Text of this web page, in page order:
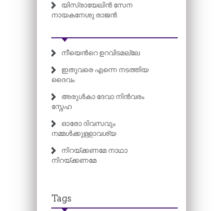
യിസ്രായേലിൻ സേന
നായകനേശു രാജൻ
നീയെന്‍റെ ഉറവിടമല്ലേ
ഇതുവരെ എന്നെ നടത്തിയ
ദൈവം
അരുൾകാ ദേവാ നിൻവരം
സ്നേഹ
ഓരോ ദിവസവും
നമ്മൾക്കുള്ളാവശ്യ
നിറയ്ക്കണമേ നാഥാ
നിറയ്ക്കണമേ
Tags